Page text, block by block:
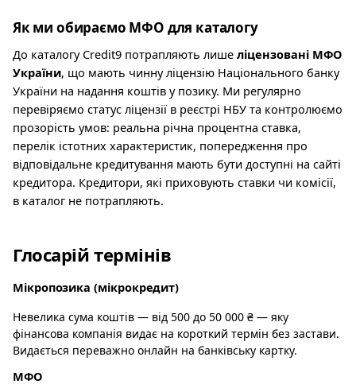
Як ми обираємо МФО для каталогу
До каталогу Credit9 потрапляють лише ліцензовані МФО
України, що мають чинну ліцензію Національного банку
України на надання коштів у позику. Ми регулярно
перевіряємо статус ліцензії в реєстрі НБУ та контролюємо
прозорість умов: реальна річна процентна ставка,
перелік істотних характеристик, попередження про
відповідальне кредитування мають бути доступні на сайті
кредитора. Кредитори, які приховують ставки чи комісії,
в каталог не потрапляють.
Глосарій термінів
Мікропозика (мікрокредит)
Невелика сума коштів — від 500 до 50 000 ₴ — яку
фінансова компанія видає на короткий термін без застави.
Видається переважно онлайн на банківську картку.
МФО